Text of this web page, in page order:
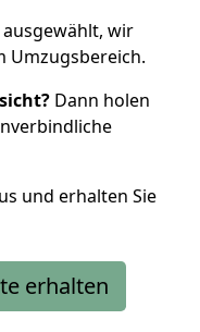
wir
Umzugsbereich.
Dann holen
und erhalten Sie
erhalten